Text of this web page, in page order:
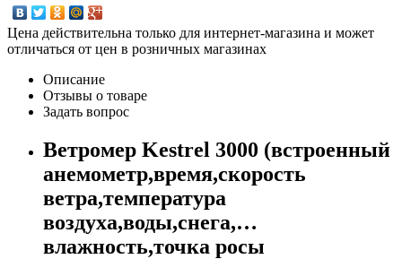
Цена действительна только для интернет-магазина и может
отличаться от цен в розничных магазинах
Описание
Отзывы о товаре
Задать вопрос
Ветромер Kestrel 3000 (встроенный
анемометр,время,скорость
ветра,температура
воздуха,воды,снега,…
влажность,точка росы